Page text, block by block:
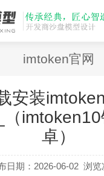
imtoken官网
安装
（
卓）
日期：2026-06-02 浏览